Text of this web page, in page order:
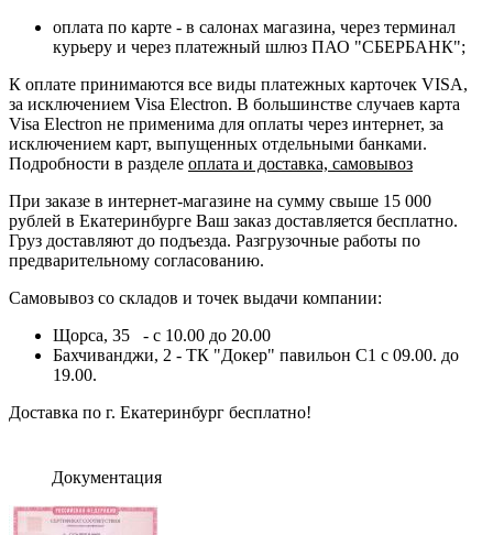
оплата по карте - в салонах магазина, через терминал
курьеру и через платежный шлюз ПАО "СБЕРБАНК";
К оплате принимаются все виды платежных карточек VISA,
за исключением Visa Electron. В большинстве случаев карта
Visa Electron не применима для оплаты через интернет, за
исключением карт, выпущенных отдельными банками.
Подробности в разделе оплата и доставка, самовывоз
При заказе в интернет-магазине на сумму свыше 15 000
рублей в Екатеринбурге Ваш заказ доставляется бесплатно.
Груз доставляют до подъезда. Разгрузочные работы по
предварительному согласованию.
Самовывоз со складов и точек выдачи компании:
Щорса, 35 - с 10.00 до 20.00
Бахчиванджи, 2 - ТК "Докер" павильон С1 с 09.00. до
19.00.
Доставка по г. Екатеринбург бесплатно!
Документация